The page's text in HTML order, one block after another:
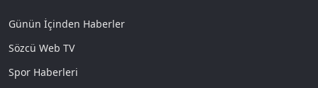
Günün İçinden Haberler
Sözcü Web TV
Spor Haberleri